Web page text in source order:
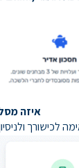
איזה
לכישורך